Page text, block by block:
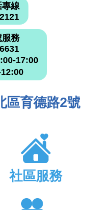
線
服務
17:00
區育德路2號
社區服務